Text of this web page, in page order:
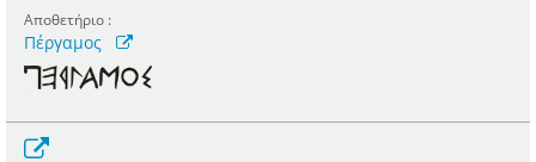
Αποθετήριο :
Πέργαμος